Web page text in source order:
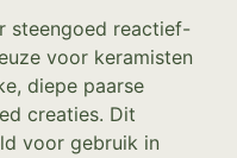
steengoed reactief-
voor keramisten
diepe paarse
creaties. Dit
voor gebruik in